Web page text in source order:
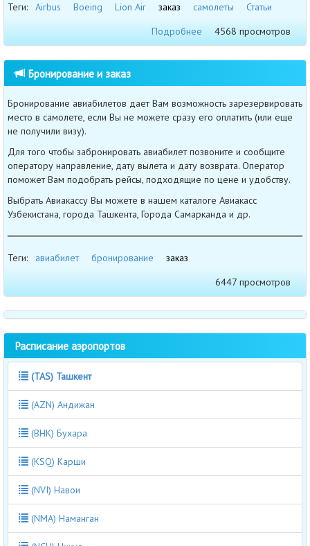
Теги: Airbus Boeing Lion Air заказ самолеты
Статьи
Подробнее
4568 просмотров
Бронирование и заказ
Бронирование авиабилетов дает Вам возможность зарезервировать
место в самолете, если Вы не можете сразу его оплатить (или еще
не получили визу).
Для того чтобы забронировать авиабилет позвоните и сообщите
оператору направление, дату вылета и дату возврата. Оператор
поможет Вам подобрать рейсы, подходящие по цене и удобству.
Выбрать Авиакассу Вы можете в нашем каталоге Авиакасс
Узбекистана, города Ташкента, Города Самарканда и др.
Теги: авиабилет бронирование
заказ
6447 просмотров
Расписание аэропортов
(TAS) Ташкент
(AZN) Андижан
(BHK) Бухара
(KSQ) Карши
(NVI) Навои
(NMA) Наманган